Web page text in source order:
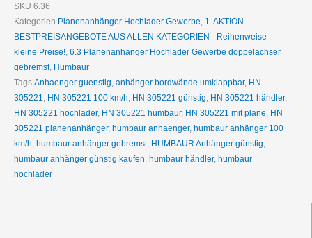
SKU 6.36
Kategorien Planenanhänger Hochlader Gewerbe 1. AKTION
BESTPREISANGEBOTE AUS ALLEN KATEGORIEN - Reihenweise
kleine Preise! 6.3 Planenanhänger Hochlader Gewerbe doppelachser
gebremst, Humbaur
Tags Anhaenger guenstig anhänger bordwände umklappbar, HN
305221
HN 305221 100 km/h HN 305221 günstig HN 305221 händler,
HN 305221 hochlader, HN 305221 humbaur, HN 305221 mit plane HN
305221 planenanhänger, humbaur anhaenger, humbaur anhänger 100
km/h humbaur anhänger gebremst, HUMBAUR Anhänger günstig
humbaur anhänger günstig kaufen humbaur händler, humbaur
hochlader